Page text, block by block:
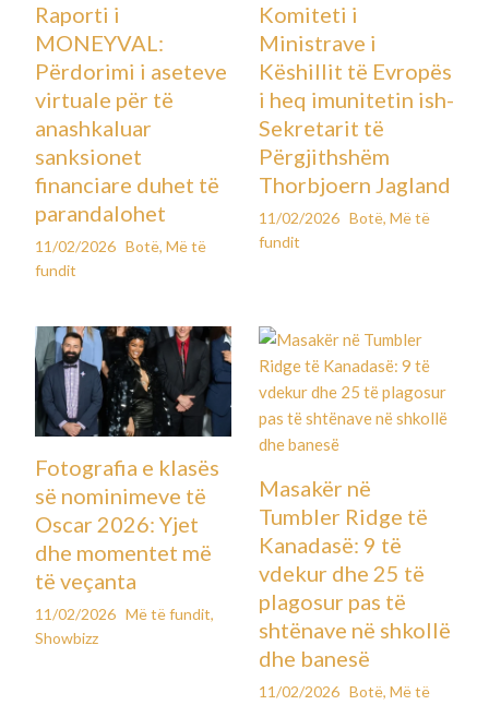
Raporti i
MONEYVAL:
Përdorimi i aseteve
virtuale për të
anashkaluar
sanksionet
financiare duhet të
parandalohet
11/02/2026 Botë,Më të
fundit
Komiteti i
Ministrave i
Këshillit të Evropës
i heq imunitetin ish-
Sekretarit të
Përgjithshëm
Thorbjoern Jagland
11/02/2026 Botë, Më të
fundit
Fotografia e klasës
së nominimeve të
Oscar 2026: Yjet
dhe momentet më
të veçanta
11/02/2026 Më të fundit,
Showbizz
Masakër në
Tumbler Ridge të
Kanadasë: 9 të
vdekur dhe 25 të
plagosur pas të
shtënave në shkollë
dhe banesë
11/02/2026 Botë, Më të